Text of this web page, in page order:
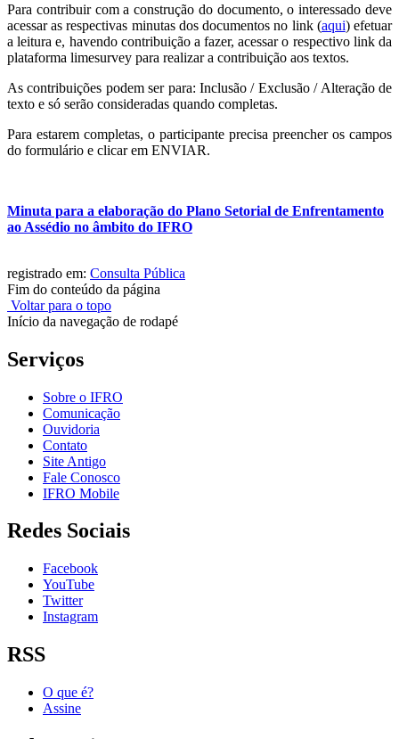
Para contribuir com a construção do documento, o interessado deve
acessar as respectivas minutas dos documentos no link (aqui) efetuar
a leitura e, havendo contribuição a fazer, acessar o respectivo link da
plataforma limesurvey para realizar a contribuição aos textos.
As contribuições podem ser para: Inclusão / Exclusão / Alteração de
texto e só serão consideradas quando completas.
Para estarem completas, o participante precisa preencher os campos
do formulário e clicar em ENVIAR.
Minuta para a elaboração do Plano Setorial de Enfrentamento
ao Assédio no âmbito do IFRO
registrado em: Consulta Pública
Fim do conteúdo da página
Voltar para o topo
Início da navegação de rodapé
Serviços
Sobre o IFRO
Comunicação
Ouvidoria
Contato
Site Antigo
Fale Conosco
IFRO Mobile
Redes Sociais
Facebook
YouTube
Twitter
Instagram
RSS
O que é?
Assine